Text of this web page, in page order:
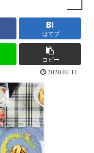
はてブ
コピー
2020.04.11